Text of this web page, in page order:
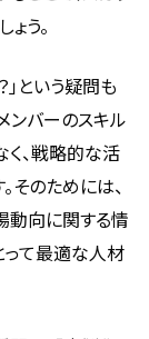
う。
という疑問も
ンバーのスキル
く、戦略的な活
そのためには、
動向に関する情
って最適な人材